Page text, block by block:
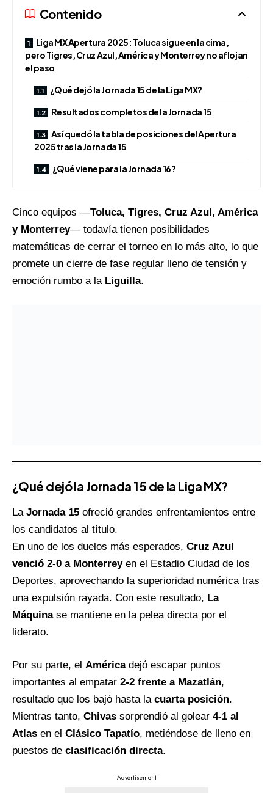
Contenido
Liga MX Apertura 2025: Toluca sigue en la cima,
pero Tigres, Cruz Azul, América y Monterrey no aflojan
el paso
¿Qué dejó la Jornada 15 de la Liga MX?
Resultados completos de la Jornada 15
Así quedó la tabla de posiciones del Apertura
2025 tras la Jornada 15
¿Qué viene para la Jornada 16?
Cinco equipos —Toluca, Tigres, Cruz Azul, América
y Monterrey— todavía tienen posibilidades
matemáticas de cerrar el torneo en lo más alto, lo que
promete un cierre de fase regular lleno de tensión y
emoción rumbo a la Liguilla.
¿Qué dejó la Jornada 15 de la Liga MX?
La Jornada 15 ofreció grandes enfrentamientos entre
los candidatos al título.
En uno de los duelos más esperados, Cruz Azul
venció 2-0 a Monterreyen el Estadio Ciudad de los
Deportes, aprovechando la superioridad numérica tras
una expulsión rayada. Con este resultado, La
Máquinase mantiene en la pelea directa por el
liderato.
Por su parte, el Américadejó escapar puntos
importantes al empatar 2-2 frente a Mazatlán,
resultado que los bajó hasta la cuarta posición.
Mientras tanto, Chivas sorprendió al golear 4-1 al
Atlas en el Clásico Tapatío, metiéndose de lleno en
puestos de clasificación directa.
- Advertisement -